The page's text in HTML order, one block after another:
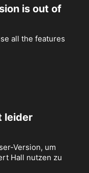
is out of
all the features
leider
Version, um
Hall nutzen zu